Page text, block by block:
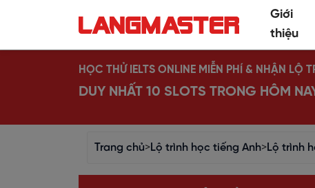
Giới
thiệu
HỌC THỬ IELTS ONLINE MIỄN PHÍ & NHẬN LỘ
DUY NHẤT 10 SLOTS TRONG HÔM
Trang chủ>Lộ trình học tiếng Anh>Lộ trình